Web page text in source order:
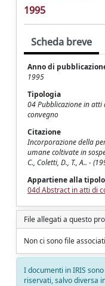
1995
Scheda breve
Anno di
1995
Tipologia
04 Pubblicazione in
convegno
Citazione
Incorporazione della
umane coltivate in
C., Coletti, D., T., A.. -
Appartiene alla
04d Abstract in atti di
File allegati a questo
Non ci sono file
I documenti in IRIS
riservati, salvo diversa